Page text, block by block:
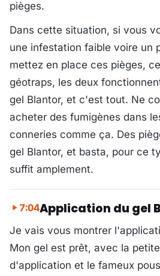
pièges.
Dans cette situation, si vous
une infestation faible voire un
mettez en place ces pièges,
géotraps, les deux
gel Blantor, et c'est tout. Ne
acheter des fumigènes dans
conneries comme ça. Des
gel Blantor, et basta, pour ce
suffit amplement.
7:04Application du gel
Je vais vous montrer
Mon gel est prêt, avec la
d'application et le fameux